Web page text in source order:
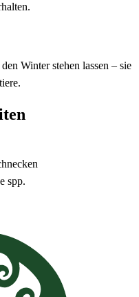
Winter stehen lassen – sie
spp.